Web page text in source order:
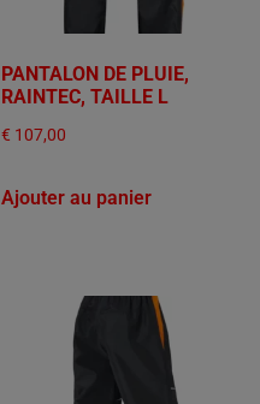
PANTALON DE PLUIE,
RAINTEC, TAILLE L
€ 107,00
Ajouter au panier